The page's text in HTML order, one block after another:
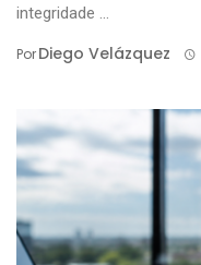
integridade ...
PorDiego Velázquez